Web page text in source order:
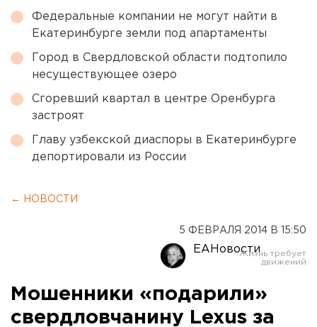
Федеральные компании не могут найти в
Екатеринбурге земли под апартаменты
Город в Свердловской области подтопило
несуществующее озеро
Сгоревший квартал в центре Оренбурга
застроят
Главу узбекской диаспоры в Екатеринбурге
депортировали из России
← НОВОСТИ
5 ФЕВРАЛЯ 2014 В 15:50
ЕАНовости
Мошенники «подарили»
свердловчанину Lexus за